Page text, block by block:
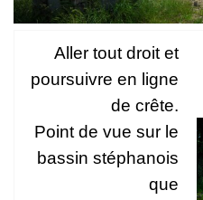
Aller tout droit et
poursuivre en ligne
de crête.
Point de vue sur le
bassin stéphanois
que